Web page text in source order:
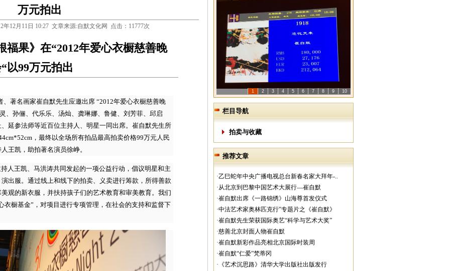
万元拍出
年12月11日 10:27 文章来源:自默文化网 点击：11777次
福果》在“2012年爱心衣橱慈善晚
以99万元拍出
著名画家崔自默先生应邀出席 “2012年爱心衣橱慈善晚
、孙俪、代乐乐、汤灿、龚琳娜、鲁健、刘芳菲、邱启
延参法师等近百位主持人、明星一同出席。崔自默先生所
，最终以全场所有拍品最高拍卖价格99万元人民
王凯，助拍著名演员徐峥。
人王凯、马洪涛共同发起的一项公益行动，倡议明星和主
出服。通过线上和线下的拍卖、义卖进行筹款，所得善款
观的新衣服，并扶持孩子们的艺术教育和审美教育。我们
衣橱基金”，对项目进行专项管理，在社会的支持和监督下
1 2 3 4 5 6 7 8 9 10
栏目导航
拍卖与收藏
推荐文章
·乙巳蛇年中央广播电视总台新春名家大拜年-..
·从北京到巴黎中国艺术大展行—崔自默
·崔自默出席《一路锦绣》山海尊首发仪式
·中法艺术家奥林匹克行”专题片之《崔自默》
·崔自默先生荣获国际奥艺“科学与艺术大奖”
·慈善北京封面人物崔自默
·崔自默新彩作品亮相北京国际时装周
·崔自默“仁爱”梵蒂冈
·《艺术沉思路》清华大学出版社出版发行